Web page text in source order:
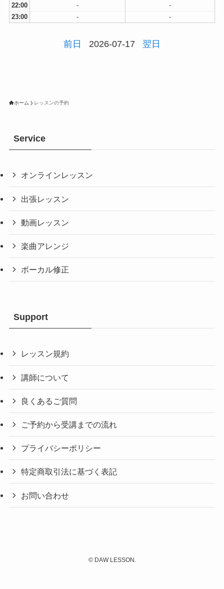
22:00
-
-
23:00
- -
前日 2026-07-17 翌日
ホーム レッスンの予約
Service
オンラインレッスン
出張レッスン
動画レッスン
楽曲アレンジ
ボーカル修正
Support
レッスン規約
講師について
良くあるご質問
ご予約から受講までの流れ
プライバシーポリシー
特定商取引法に基づく表記
お問い合わせ
©DAW LESSON.